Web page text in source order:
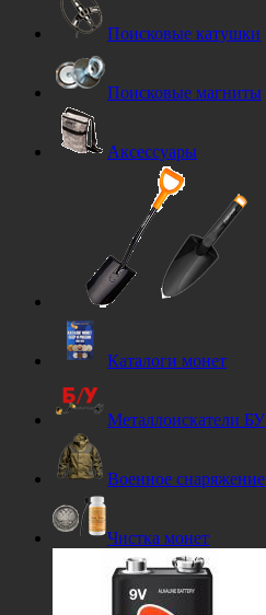
Поисковые катушки
Поисковые магниты
Аксессуары
Каталоги монет
Металлоискатели БУ
Военное снаряжение
Чистка монет